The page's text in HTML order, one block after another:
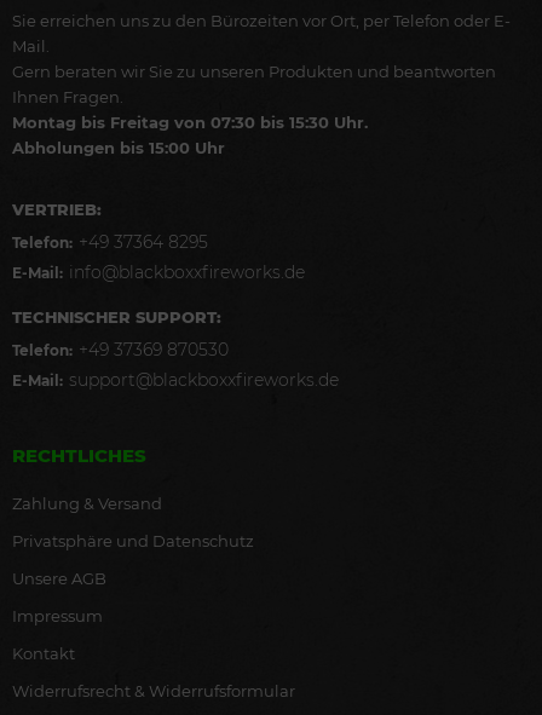
Sie erreichen uns zu den Bürozeiten vor Ort, per Telefon oder E-
Mail.
Gern beraten wir Sie zu unseren Produkten und beantworten
Ihnen Fragen.
Montag bis Freitag von 07:30 bis 15:30 Uhr.
Abholungen bis 15:00 Uhr
VERTRIEB:
Telefon: +49 37364 8295
E-Mail: info@blackboxxfireworks.de
TECHNISCHER SUPPORT:
Telefon: +49 37369 870530
E-Mail: support@blackboxxfireworks.de
RECHTLICHES
Zahlung & Versand
Privatsphäre und Datenschutz
Unsere AGB
Impressum
Kontakt
Widerrufsrecht & Widerrufsformular